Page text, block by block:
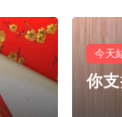
今天
你